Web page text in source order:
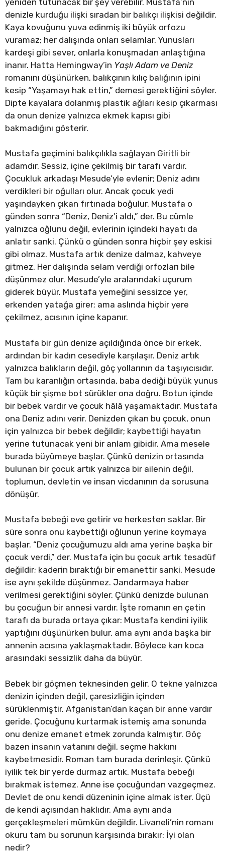
denizle kurduğu ilişki sıradan bir balıkçı ilişkisi değildir.
Kaya kovuğunu yuva edinmiş iki büyük orfozu
vuramaz; her dalışında onları selamlar. Yunusları
kardeşi gibi sever, onlarla konuşmadan anlaştığına
inanır. Hatta Hemingway’in Yaşlı Adam ve Deniz
romanını düşünürken, balıkçının kılıç balığının ipini
kesip “Yaşamayı hak ettin,” demesi gerektiğini söyler.
Dipte kayalara dolanmış plastik ağları kesip çıkarması
da onun denize yalnızca ekmek kapısı gibi
bakmadığını gösterir.
Mustafa geçimini balıkçılıkla sağlayan Giritli bir
adamdır. Sessiz, içine çekilmiş bir tarafı vardır.
Çocukluk arkadaşı Mesude’yle evlenir; Deniz adını
verdikleri bir oğulları olur. Ancak çocuk yedi
yaşındayken çıkan fırtınada boğulur. Mustafa o
günden sonra “Deniz, Deniz’i aldı,” der. Bu cümle
yalnızca oğlunu değil, evlerinin içindeki hayatı da
anlatır sanki. Çünkü o günden sonra hiçbir şey eskisi
gibi olmaz. Mustafa artık denize dalmaz, kahveye
gitmez. Her dalışında selam verdiği orfozları bile
düşünmez olur. Mesude’yle aralarındaki uçurum
giderek büyür. Mustafa yemeğini sessizce yer,
erkenden yatağa girer; ama aslında hiçbir yere
çekilmez, acısının içine kapanır.
Mustafa bir gün denize açıldığında önce bir erkek,
ardından bir kadın cesediyle karşılaşır. Deniz artık
yalnızca balıkların değil, göç yollarının da taşıyıcısıdır.
Tam bu karanlığın ortasında, baba dediği büyük yunus
küçük bir şişme bot sürükler ona doğru. Botun içinde
bir bebek vardır ve çocuk hâlâ yaşamaktadır. Mustafa
ona Deniz adını verir. Denizden çıkan bu çocuk, onun
için yalnızca bir bebek değildir; kaybettiği hayatın
yerine tutunacak yeni bir anlam gibidir. Ama mesele
burada büyümeye başlar. Çünkü denizin ortasında
bulunan bir çocuk artık yalnızca bir ailenin değil,
toplumun, devletin ve insan vicdanının da sorusuna
dönüşür.
Mustafa bebeği eve getirir ve herkesten saklar. Bir
süre sonra onu kaybettiği oğlunun yerine koymaya
başlar. “Deniz çocuğumuzu aldı ama yerine başka bir
çocuk verdi,” der. Mustafa için bu çocuk artık tesadüf
değildir; kaderin bıraktığı bir emanettir sanki. Mesude
ise aynı şekilde düşünmez. Jandarmaya haber
verilmesi gerektiğini söyler. Çünkü denizde bulunan
bu çocuğun bir annesi vardır. İşte romanın en çetin
tarafı da burada ortaya çıkar: Mustafa kendini iyilik
yaptığını düşünürken bulur, ama aynı anda başka bir
annenin acısına yaklaşmaktadır. Böylece karı koca
arasındaki sessizlik daha da büyür.
Bebek bir göçmen teknesinden gelir. O tekne yalnızca
denizin içinden değil, çaresizliğin içinden
sürüklenmiştir. Afganistan’dan kaçan bir anne vardır
geride. Çocuğunu kurtarmak istemiş ama sonunda
onu denize emanet etmek zorunda kalmıştır. Göç
bazen insanın vatanını değil, seçme hakkını
kaybetmesidir. Roman tam burada derinleşir. Çünkü
iyilik tek bir yerde durmaz artık. Mustafa bebeği
bırakmak istemez. Anne ise çocuğundan vazgeçmez.
Devlet de onu kendi düzeninin içine almak ister. Üçü
de kendi açısından haklıdır. Ama aynı anda
gerçekleşmeleri mümkün değildir. Livaneli’nin romanı
okuru tam bu sorunun karşısında bırakır: İyi olan
nedir?